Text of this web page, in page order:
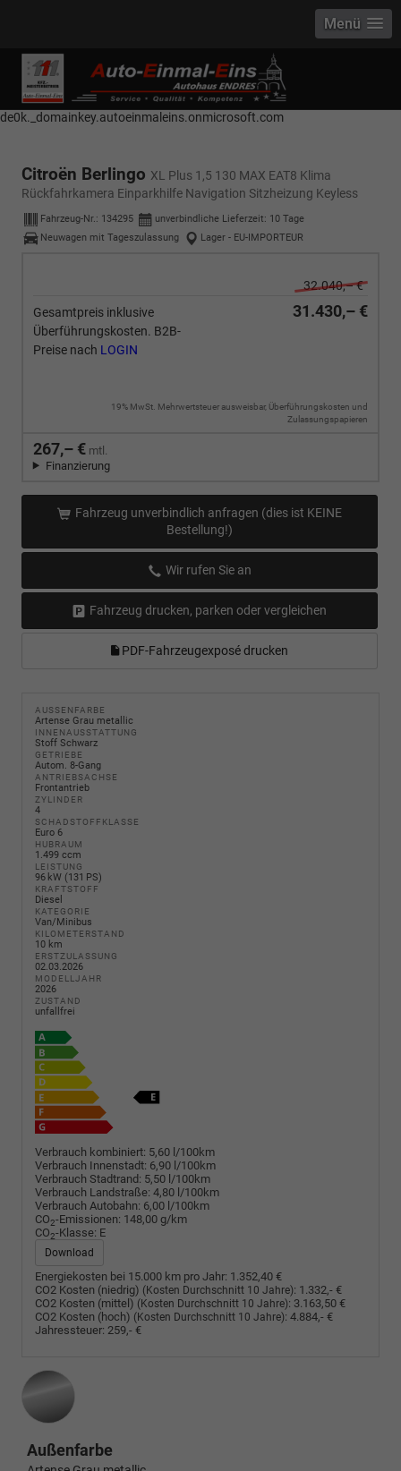
------------ Host Name : selector1._domainkey Points to address or value:
selector1-aee-de0k._domainkey.autoeinmaleins.onmicrosoft.com Host
Name : selector2._domainkey Points to address or value: selector2-aee-
de0k._domainkey.autoeinmaleins.onmicrosoft.com
Menü
Citroën Berlingo XL Plus 1,5 130 MAX EAT8 Klima
Rückfahrkamera Einparkhilfe Navigation Sitzheizung Keyless
Fahrzeug-Nr.: 134295 unverbindliche Lieferzeit: 10 Tage
Neuwagen mit Tageszulassung
Lager - EU-IMPORTEUR
32.040,– €
Gesamtpreis inklusive
Überführungskosten. B2B-
Preise nach LOGIN
31.430,– €
19% MwSt. Mehrwertsteuer ausweisbar, Überführungskosten und
Zulassungspapieren
267,– € mtl.
Finanzierung
Fahrzeug unverbindlich anfragen (dies ist KEINE
Bestellung!)
Wir rufen Sie an
Fahrzeug drucken, parken oder vergleichen
PDF-Fahrzeugexposé drucken
AUSSENFARBE
Artense Grau metallic
INNENAUSSTATTUNG
Stoff Schwarz
GETRIEBE
Autom. 8-Gang
ANTRIEBSACHSE
Frontantrieb
ZYLINDER
4
SCHADSTOFFKLASSE
Euro 6
HUBRAUM
1.499 ccm
LEISTUNG
96 kW (131 PS)
KRAFTSTOFF
Diesel
KATEGORIE
Van/Minibus
KILOMETERSTAND
10 km
ERSTZULASSUNG
02.03.2026
MODELLJAHR
2026
ZUSTAND
unfallfrei
Verbrauch kombiniert: 5,60 l/100km
Verbrauch Innenstadt: 6,90 l/100km
Verbrauch Stadtrand: 5,50 l/100km
Verbrauch Landstraße: 4,80 l/100km
Verbrauch Autobahn: 6,00 l/100km
CO2-Emissionen: 148,00 g/km
CO2-Klasse: E
Download
Energiekosten bei 15.000 km pro Jahr: 1.352,40 €
CO2 Kosten (niedrig) (Kosten Durchschnitt 10 Jahre): 1.332,- €
CO2 Kosten (mittel) (Kosten Durchschnitt 10 Jahre): 3.163,50 €
CO2 Kosten (hoch) (Kosten Durchschnitt 10 Jahre): 4.884,- €
Jahressteuer: 259,- €
Außenfarbe